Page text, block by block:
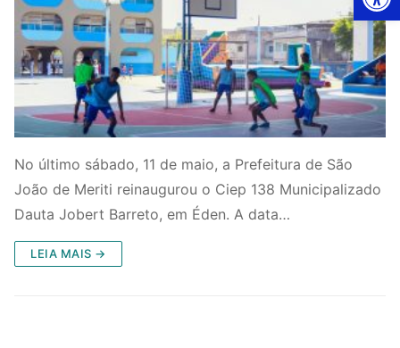
No último sábado, 11 de maio, a Prefeitura de São
João de Meriti reinaugurou o Ciep 138 Municipalizado
Dauta Jobert Barreto, em Éden. A data…
LEIA MAIS →